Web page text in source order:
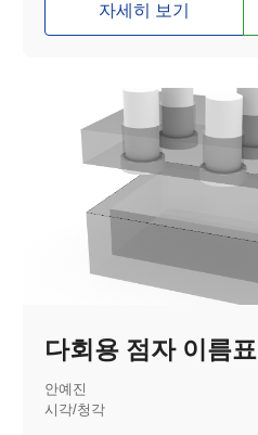
자세히 보기
다회용 점자 이름표
안예진
시각/청각